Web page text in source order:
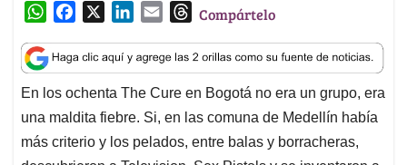
W
a
t
s
A
p
c
e
b
o
o
n
k
e
d
I
a
i
l
T
r
e
a
d
s
Compártelo
En los ochenta The Cure en Bogotá no era un grupo, era
una maldita fiebre. Si, en las comuna de Medellín había
más criterio y los pelados, entre balas y borracheras,